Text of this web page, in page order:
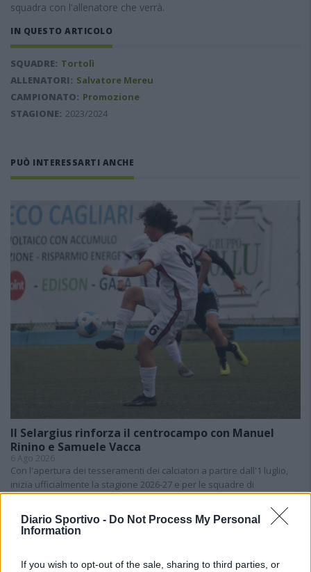
Diario Sportivo - Do Not Process My Personal
Information
If you wish to opt-out of the sale, sharing to third parties, or
squadra con l'allenatore che verrà.
IN QUESTO ARTICOLO
SQUADRE: Tortolì
ALLENATORI: Salvatore Mereu
CAMPIONATO: Promozione
STAGIONE: 2023/2024
PUÒ INTERESSARTI ANCHE
Il Selargius rinforza il centrocampo con Manuel
Rinino e Samuele Vacca
6 Ago 2026
Con l'apertura dei tesseramenti dei calciatori a partire dall'1 luglio,
inizia ufficialmente la stagione 2026-27 e per le squadre di
Promozione girone A arrivano anche le chiusure delle trattative…